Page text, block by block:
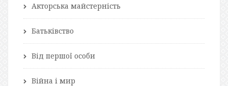
Акторська майстерність
Батьківство
Від першої особи
Війна і мир